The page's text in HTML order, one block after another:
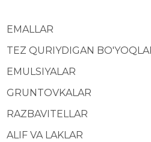
EMALLAR
TEZ QURIYDIGAN
EMULSIYALAR
GRUNTOVKALAR
RAZBAVITELLAR
ALIF VA LAKLAR